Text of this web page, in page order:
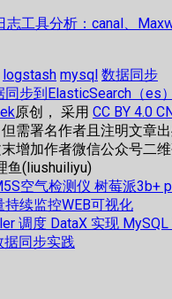
工具分析：canal、
logstash mysql 数据同步
同步到ElasticSearch（es
原创， 采用 CC BY 4.0
需署名作者且注明文章
增加作者微信公众号二维
空气检测仪 树莓派3b+
续监控WEB可视化
调度 DataX 实现 MySQL
据同步实践